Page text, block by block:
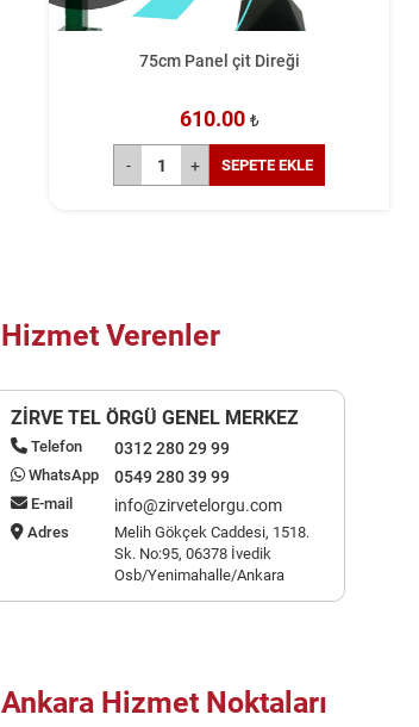
10 Metre Çim Çit Fiyatı
5250.00
SEPETE EKLE
Hizmet Verenler
ZİRVE TEL ÖRGÜ GENEL MERKEZ
Telefon 0312 280 29 99
WhatsApp 0549 280 39 99
E-mail info@zirvetelorgu.com
Adres
Melih Gökçek Caddesi, 1518.
Sk. No:95, 06378 İvedik
Osb/Yenimahalle/Ankara
Ankara Hizmet Noktaları